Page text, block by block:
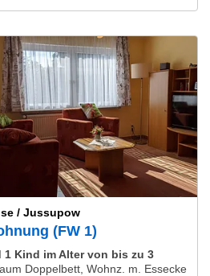
/ Jussupow
(FW 1)
1 Kind im Alter von bis zu 3
Doppelbett, Wohnz. m. Essecke